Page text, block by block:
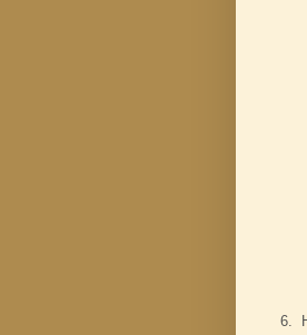
6.